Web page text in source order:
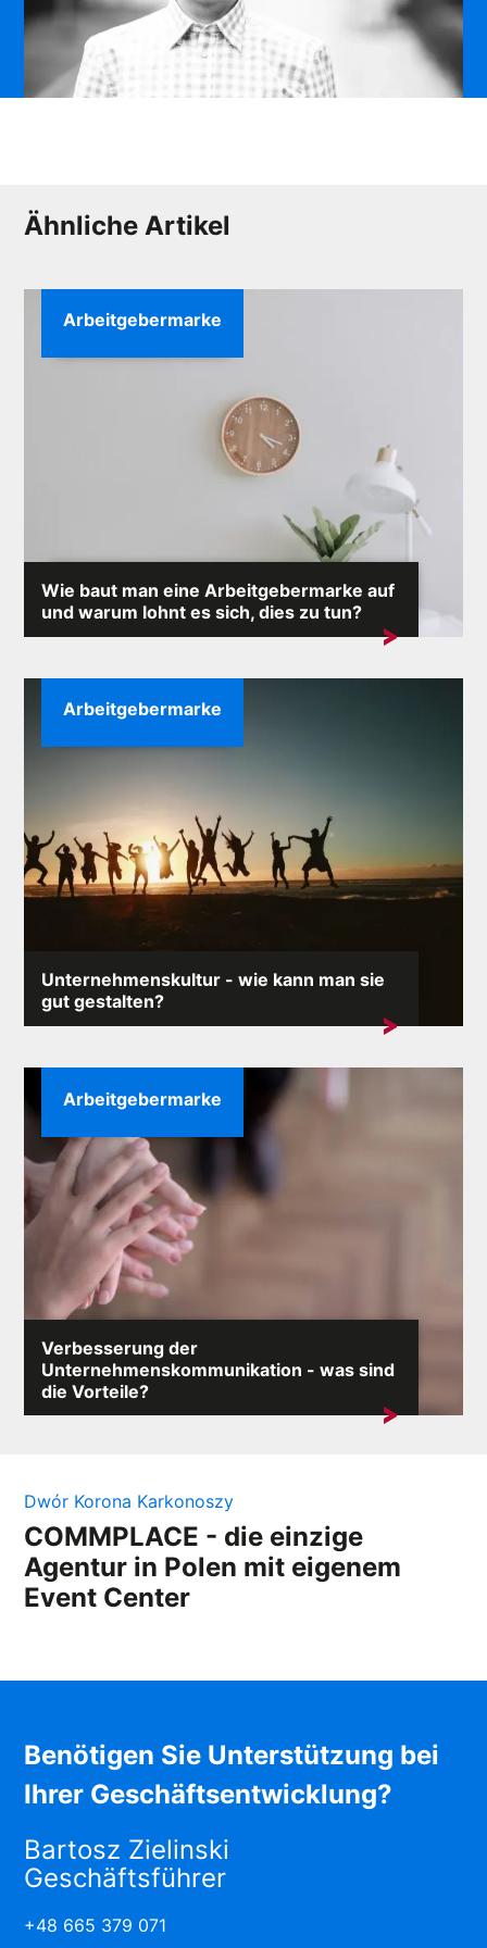
Ähnliche Artikel
Wie baut man eine Arbeitgebermarke auf
und warum lohnt es sich, dies zu tun?
Employer Branding sollte ein wichtiger Bestandteil der
Arbeitgebermarke
Unternehmenskultur - wie kann man sie
gut gestalten?
Die Unternehmenskultur ist das Fundament eines jeden
Arbeitgebermarke
Verbesserung der
Unternehmenskommunikation - was sind
die Vorteile?
Wirksame Kommunikation innerhalb einer Organisation
Arbeitgebermarke
Dwór Korona Karkonoszy
COMMPLACE - die einzige
Agentur in Polen mit eigenem
Event Center
Benötigen Sie Unterstützung bei
Ihrer Geschäftsentwicklung?
Bartosz Zielinski
Geschäftsführer
+48 665 379 071